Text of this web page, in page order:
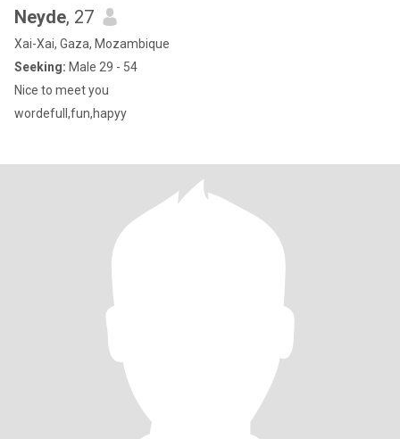
Neyde, 27
Xai-Xai, Gaza, Mozambique
Seeking: Male 29 - 54
Nice to meet you
wordefull,fun,hapyy